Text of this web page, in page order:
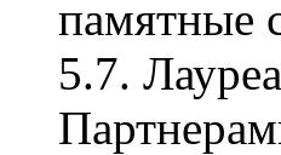
памятные
5.7.